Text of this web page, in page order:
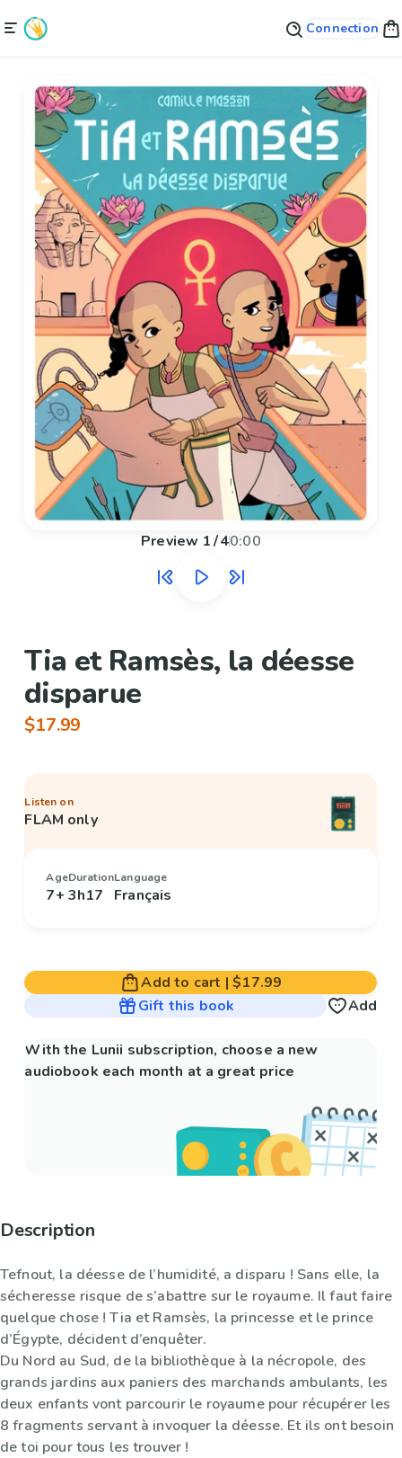
Connection
Preview 1/40:00
Tia et Ramsès, la déesse
disparue
$17.99
Listen on
FLAM only
Age
7+
Duration
3h17
Language
Français
Add to cart |$17.99
Gift this book
Add
With the Lunii subscription, choose a new
audiobook each month at a great price
Description
Tefnout, la déesse de l’humidité, a disparu ! Sans elle, la
sécheresse risque de s’abattre sur le royaume. Il faut faire
quelque chose ! Tia et Ramsès, la princesse et le prince
d’Égypte, décident d’enquêter.
Du Nord au Sud, de la bibliothèque à la nécropole, des
grands jardins aux paniers des marchands ambulants, les
deux enfants vont parcourir le royaume pour récupérer les
8 fragments servant à invoquer la déesse. Et ils ont besoin
de toi pour tous les trouver !